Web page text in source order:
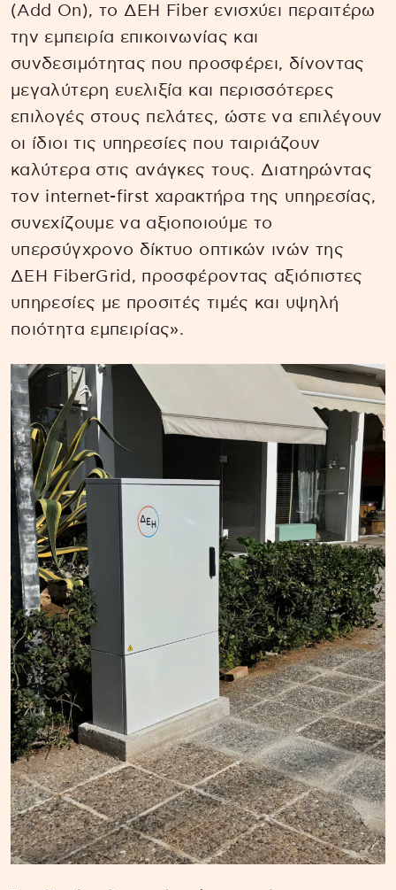
(Add On), το ΔΕΗ Fiber ενισχύει περαιτέρω
την εμπειρία επικοινωνίας και
συνδεσιμότητας που προσφέρει, δίνοντας
μεγαλύτερη ευελιξία και περισσότερες
επιλογές στους πελάτες, ώστε να επιλέγουν
οι ίδιοι τις υπηρεσίες που ταιριάζουν
καλύτερα στις ανάγκες τους. Διατηρώντας
τον internet-first χαρακτήρα της υπηρεσίας,
συνεχίζουμε να αξιοποιούμε το
υπερσύγχρονο δίκτυο οπτικών ινών της
ΔΕΗ FiberGrid, προσφέροντας αξιόπιστες
υπηρεσίες με προσιτές τιμές και υψηλή
ποιότητα εμπειρίας».